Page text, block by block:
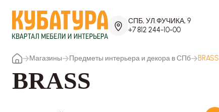
СПБ, УЛ.ФУЧИКА, 9
+7 812 244-10-00
Магазины Предметы интерьера и декора в СПб BRASS
BRASS